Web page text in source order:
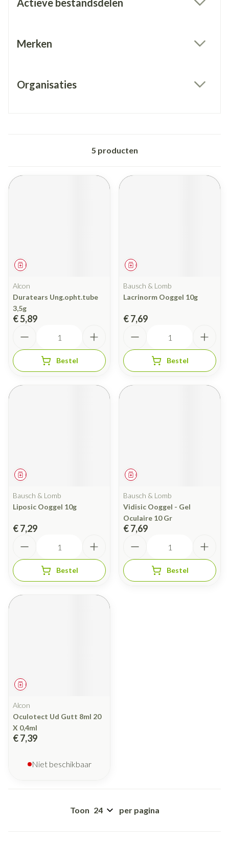
Actieve bestandsdelen
Merken
Organisaties
5 producten
Geneesmiddel
Alcon
Duratears Ung.opht.tube
3,5g
€ 5,89
Bestel
Geneesmiddel
Bausch & Lomb
Lacrinorm Ooggel 10g
€ 7,69
Bestel
Geneesmiddel
Bausch & Lomb
Liposic Ooggel 10g
€ 7,29
Bestel
Geneesmiddel
Bausch & Lomb
Vidisic Ooggel - Gel
Oculaire 10 Gr
€ 7,69
Bestel
Geneesmiddel
Alcon
Oculotect Ud Gutt 8ml 20
X 0,4ml
€ 7,39
Niet beschikbaar
Toon per pagina